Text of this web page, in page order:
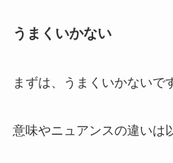
うまくいかない
まずは、うまくいかないで
意味やニュアンスの違いは